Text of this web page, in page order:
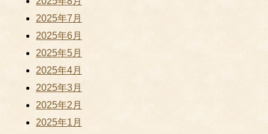
2025年7月
2025年6月
2025年5月
2025年4月
2025年3月
2025年2月
2025年1月